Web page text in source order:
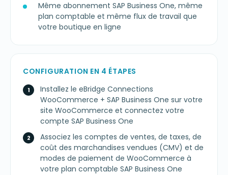
Même abonnement SAP Business One, même
plan comptable et même flux de travail que
votre boutique en ligne
CONFIGURATION EN 4 ÉTAPES
Installez le eBridge Connections
WooCommerce + SAP Business One sur votre
site WooCommerce et connectez votre
compte SAP Business One
Associez les comptes de ventes, de taxes, de
coût des marchandises vendues (CMV) et de
modes de paiement de WooCommerce à
votre plan comptable SAP Business One